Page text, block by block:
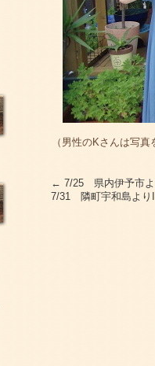
（男性のKさんは写
← 7/25 県内伊予市よ
7/31 隣町宇和島よりI